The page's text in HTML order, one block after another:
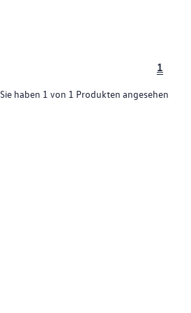
1
Sie haben 1 von 1 Produkten angesehen